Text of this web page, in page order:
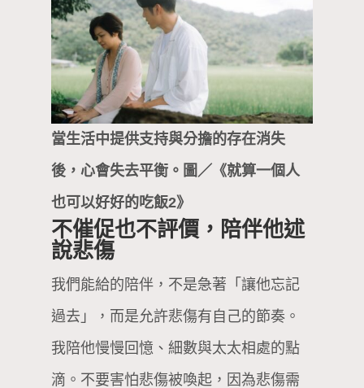
當生活中提供支持與分擔的存在消失
後，心會失去平衡。圖／《就算一個人
也可以好好的吃飯2》
不催促也不評價，陪伴他述
說悲傷
我們能給的陪伴，不是急著「讓他忘記
過去」，而是允許悲傷有自己的節奏。
我陪他慢慢回憶、細數與太太相處的點
滴。不要害怕悲傷被喚起，因為悲傷需